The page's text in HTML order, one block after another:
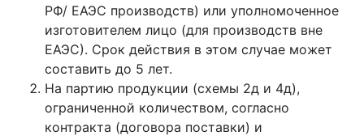
РФ/ ЕАЭС производств) или уполномоченное
изготовителем лицо (для производств вне
ЕАЭС). Срок действия в этом случае может
составить до 5 лет.
На партию продукции (схемы 2д и 4д),
ограниченной количеством, согласно
контракта (договора поставки) и